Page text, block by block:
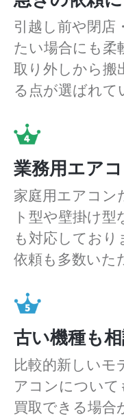
引越し前や閉店
たい場合にも柔
取り外しから搬
る点が選ばれて
業務用エア
家庭用エアコン
ト型や壁掛け
も対応しており
依頼も多数いた
古い機種も
比較的新しいモ
アコンについて
買取できる場合